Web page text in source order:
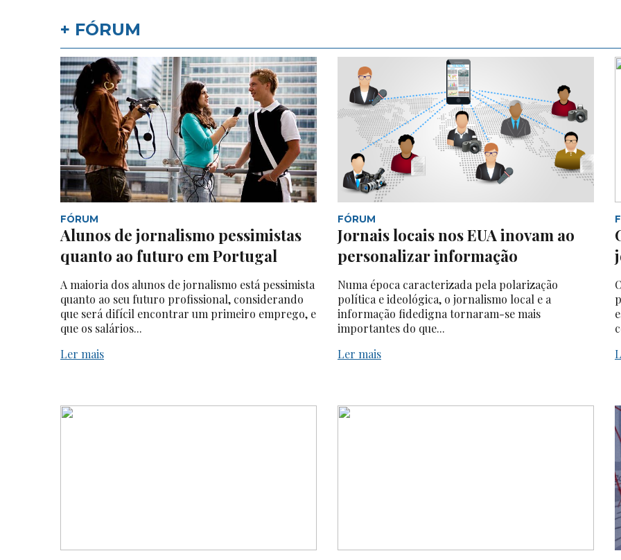
+ FÓRUM
FÓRUM
Alunos de jornalismo pessimistas
quanto ao futuro em Portugal
A maioria dos alunos de jornalismo está pessimista
quanto ao seu futuro profissional, considerando
que será difícil encontrar um primeiro emprego, e
que os salários...
Ler mais
FÓRUM
Jornais locais nos EUA inovam ao
personalizar informação
Numa época caracterizada pela polarização
política e ideológica, o jornalismo local e a
informação fidedigna tornaram-se mais
importantes do que...
Ler mais